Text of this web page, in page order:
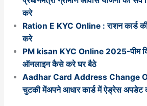
करे
Ration E KYC Online : राशन कार्ड
करे
PM kisan KYC Online 2025-पीम
ऑनलाइन कैसे करे घर बैठे
Aadhar Card Address Change
चुटकी मेंअपने आधार कार्ड में ऐड्रेस